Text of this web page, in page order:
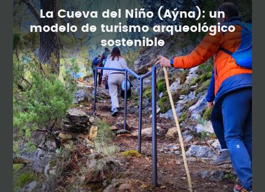
La Cueva del Niño (Aýna): un
modelo de turismo arqueológico
sostenible